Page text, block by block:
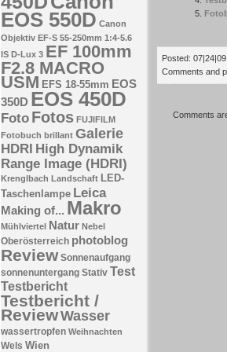
EOS 550D Canon
Objektiv EF-S 55-250mm 1:4-5.6
IS D-Lux 3 EF 100mm
F2.8 MACRO
USM EFS 18-55mm EOS
350D EOS 450D
Foto Fotos FUJIFILM
Fotobuch brillant Galerie
HDRI High Dynamik
Range Image (HDRI)
Krenglbach Landschaft LED-
Taschenlampe Leica
Making of... Makro
Mühlviertel Natur Nebel
Oberösterreich photoblog
Review Sonnenaufgang
sonnenuntergang Stativ Test
Testbericht
Testbericht /
ReviewWasser
wassertropfen Weihnachten
Wels Wien
Posted:
Comments and
Comments